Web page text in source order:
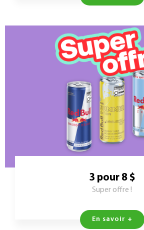
3 pour 8 $
Super offre !
En savoir +